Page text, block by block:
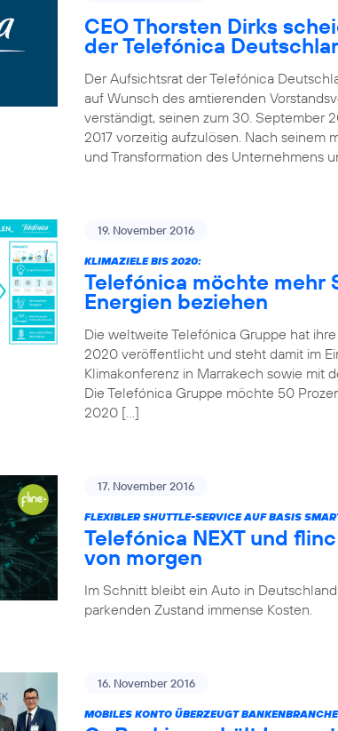
CEO Thorsten Dirks
der Telefónica
Der Aufsichtsrat der Telefónica
auf Wunsch des amtierenden
verständigt, seinen zum 30. September
2017 vorzeitig aufzulösen. Nach
und Transformation des Unternehmens
19. November 2016
KLIMAZIELE BIS 2020:
Telefónica möchte mehr
Energien beziehen
Die weltweite Telefónica Gruppe hat
2020 veröffentlicht und steht damit im
Klimakonferenz in Marrakech sowie mit
Die Telefónica Gruppe möchte 50
2020 […]
17. November 2016
FLEXIBLER SHUTTLE-SERVICE AUF BASIS
Telefónica NEXT und
von morgen
Im Schnitt bleibt ein Auto in
parkenden Zustand immense Kosten.
16. November 2016
MOBILES KONTO ÜBERZEUGT